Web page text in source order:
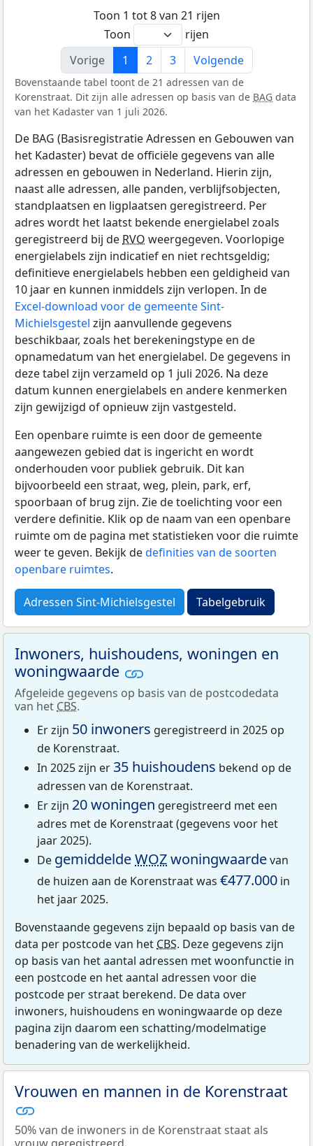
Toon 1 tot 8 van 21 rijen
Toon
rijen
Vorige
1 2 3 Volgende
Bovenstaande tabel toont de 21 adressen van de
Korenstraat. Dit zijn alle adressen op basis van de BAG data
van het Kadaster van 1 juli 2026.
De BAG (Basisregistratie Adressen en Gebouwen van
het Kadaster) bevat de officiële gegevens van alle
adressen en gebouwen in Nederland. Hierin zijn,
naast alle adressen, alle panden, verblijfsobjecten,
standplaatsen en ligplaatsen geregistreerd. Per
adres wordt het laatst bekende energielabel zoals
geregistreerd bij de RVO weergegeven. Voorlopige
energielabels zijn indicatief en niet rechtsgeldig;
definitieve energielabels hebben een geldigheid van
10 jaar en kunnen inmiddels zijn verlopen. In de
Excel-download voor de gemeente Sint-
Michielsgestel zijn aanvullende gegevens
beschikbaar, zoals het berekeningstype en de
opnamedatum van het energielabel. De gegevens in
deze tabel zijn verzameld op 1 juli 2026. Na deze
datum kunnen energielabels en andere kenmerken
zijn gewijzigd of opnieuw zijn vastgesteld.
Een openbare ruimte is een door de gemeente
aangewezen gebied dat is ingericht en wordt
onderhouden voor publiek gebruik. Dit kan
bijvoorbeeld een straat, weg, plein, park, erf,
spoorbaan of brug zijn. Zie de toelichting voor een
verdere definitie. Klik op de naam van een openbare
ruimte om de pagina met statistieken voor die ruimte
weer te geven. Bekijk dedefinities van de soorten
openbare ruimtes.
Adressen Sint-Michielsgestel Tabelgebruik
Inwoners, huishoudens, woningen en
woningwaarde
Afgeleide gegevens op basis van de postcodedata
van het CBS.
Er zijn 50 inwoners geregistreerd in 2025 op
de Korenstraat.
In 2025 zijn er 35 huishoudens bekend op de
adressen van de Korenstraat.
Er zijn 20 woningen geregistreerd met een
adres met de Korenstraat (gegevens voor het
jaar 2025).
De gemiddeldeWOZwoningwaardevan
de huizen aan de Korenstraat was €477.000 in
het jaar 2025.
Bovenstaande gegevens zijn bepaald op basis van de
data per postcode van het CBS. Deze gegevens zijn
op basis van het aantal adressen met woonfunctie in
een postcode en het aantal adressen voor die
postcode per straat berekend. De data over
inwoners, huishoudens en woningwaarde op deze
pagina zijn daarom een schatting/modelmatige
benadering van de werkelijkheid.
Vrouwen en mannen in de Korenstraat
50% van de inwoners in de Korenstraat staat als